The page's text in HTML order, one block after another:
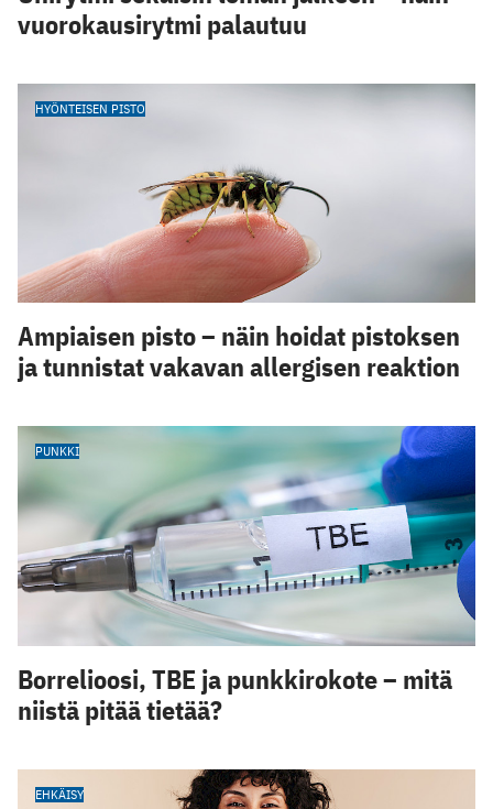
vuorokausirytmi palautuu
HYÖNTEISEN PISTO
Ampiaisen pisto – näin hoidat pistoksen
ja tunnistat vakavan allergisen reaktion
PUNKKI
Borrelioosi, TBE ja punkkirokote – mitä
niistä pitää tietää?
EHKÄISY